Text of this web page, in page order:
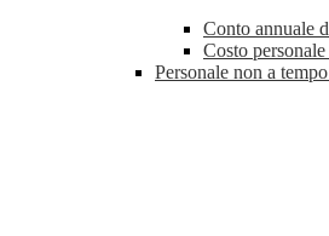
Conto annuale
Costo
Personale non a